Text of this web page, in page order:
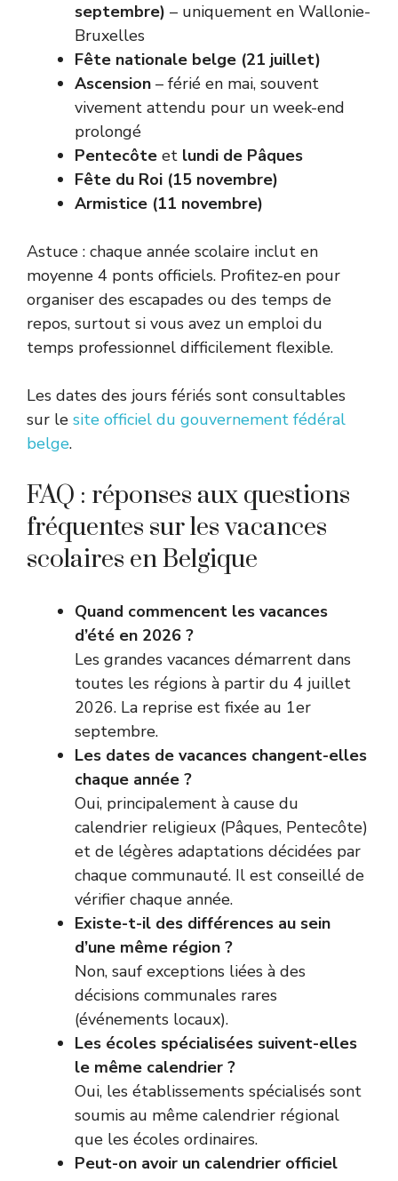
septembre) – uniquement en Wallonie-
Bruxelles
Fête nationale belge (21 juillet)
Ascension – férié en mai, souvent
vivement attendu pour un week-end
prolongé
Pentecôte et lundi de Pâques
Fête du Roi (15 novembre)
Armistice (11 novembre)
Astuce : chaque année scolaire inclut en
moyenne 4 ponts officiels. Profitez-en pour
organiser des escapades ou des temps de
repos, surtout si vous avez un emploi du
temps professionnel difficilement flexible.
Les dates des jours fériés sont consultables
sur le site officiel du gouvernement fédéral
belge.
FAQ : réponses aux questions
fréquentes sur les vacances
scolaires en Belgique
Quand commencent les vacances
d’été en 2026 ?
Les grandes vacances démarrent dans
toutes les régions à partir du 4 juillet
2026. La reprise est fixée au 1er
septembre.
Les dates de vacances changent-elles
chaque année ?
Oui, principalement à cause du
calendrier religieux (Pâques, Pentecôte)
et de légères adaptations décidées par
chaque communauté. Il est conseillé de
vérifier chaque année.
Existe-t-il des différences au sein
d’une même région ?
Non, sauf exceptions liées à des
décisions communales rares
(événements locaux).
Les écoles spécialisées suivent-elles
le même calendrier ?
Oui, les établissements spécialisés sont
soumis au même calendrier régional
que les écoles ordinaires.
Peut-on avoir un calendrier officiel